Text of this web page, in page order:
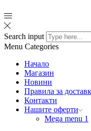
Search input
Menu Categories
Начало
Магазин
Новини
Правила за
Контакти
Нашите оферти
Mega menu 1